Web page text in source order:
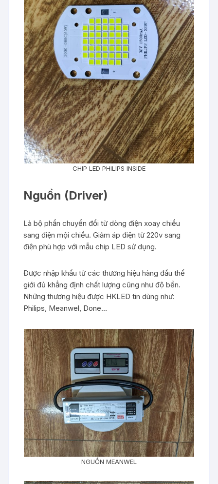
CHIP LED PHILIPS INSIDE
Nguồn (Driver)
Là bộ phẩn chuyển đổi từ dòng điện xoay chiều
sang điện mội chiều. Giảm áp điện từ 220v sang
điện phù hợp với mẫu chip LED sử dụng.
Được nhập khẩu từ các thương hiệu hàng đầu thế
giới đủ khẳng định chất lượng cũng như độ bền.
Những thương hiệu được HKLED tin dùng như:
Philips, Meanwel, Done…
NGUỒN MEANWEL